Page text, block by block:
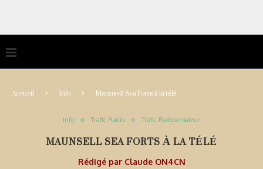
Accueil Info Maunsell Sea Forts à la télé
Info Trafic Radio Trafic Radioamateur
MAUNSELL SEA FORTS À LA TÉLÉ
Rédigé par Claude ON4CN